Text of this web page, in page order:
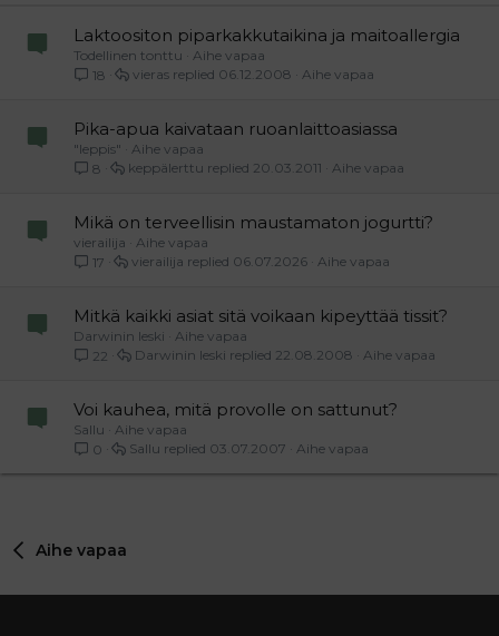
Laktoositon piparkakkutaikina ja maitoallergia
Todellinen tonttu
Aihe vapaa
18
Aihe vapaa
06.12.2008
vieras
Pika-apua kaivataan ruoanlaittoasiassa
"leppis"
Aihe vapaa
8
Aihe vapaa
20.03.2011
keppälerttu
Mikä on terveellisin maustamaton jogurtti?
vierailija
Aihe vapaa
17
Aihe vapaa
06.07.2026
vierailija
Mitkä kaikki asiat sitä voikaan kipeyttää tissit?
Darwinin leski
Aihe vapaa
22
Aihe vapaa
22.08.2008
Darwinin leski
Voi kauhea, mitä provolle on sattunut?
Sallu
Aihe vapaa
0
Aihe vapaa
03.07.2007
Sallu
Aihe vapaa